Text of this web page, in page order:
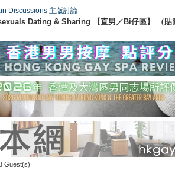
Discussions 主版討論
Dating & Sharing 【直男／Bi仔區】 （貼
Guest(s)